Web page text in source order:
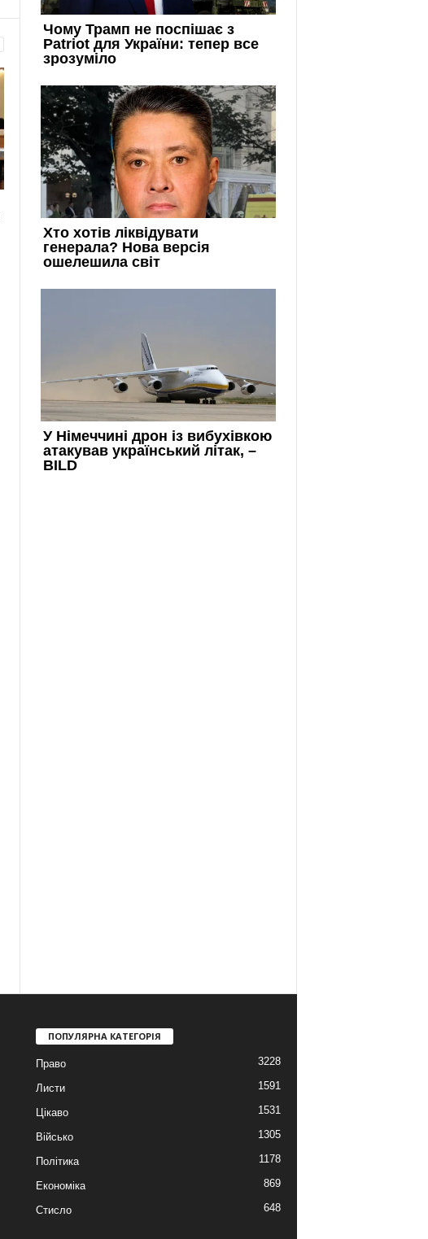
ПОПУЛЯРНА КАТЕГОРІЯ
Право 3228
Листи 1591
Цікаво 1531
Військо 1305
Політика 1178
Економіка 869
Стисло 648